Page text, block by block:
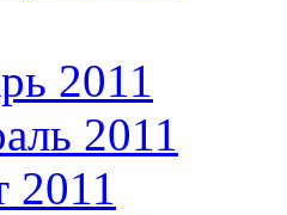
2011
2011
2011